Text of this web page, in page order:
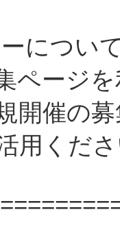
につい
ページを
開催の
用くだ